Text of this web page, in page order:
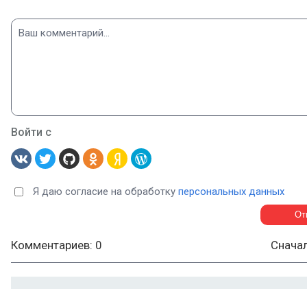
Войти с
Я даю согласие на обработку персональных данных
Комментариев: 0